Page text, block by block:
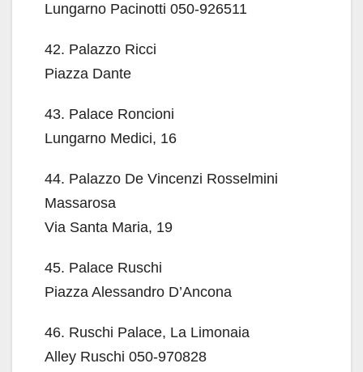
Lungarno Pacinotti 050-926511
42. Palazzo Ricci
Piazza Dante
43. Palace Roncioni
Lungarno Medici, 16
44. Palazzo De Vincenzi Rosselmini
Massarosa
Via Santa Maria, 19
45. Palace Ruschi
Piazza Alessandro D’Ancona
46. Ruschi Palace, La Limonaia
Alley Ruschi 050-970828